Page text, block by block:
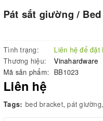
Pát sắt giường /
Tình trạng:
Liên hệ để đặt
Thương hiệu:
Vinahardware
Mã sản phẩm: BB1023
Liên hệ
Tags: bed bracket,pát giường